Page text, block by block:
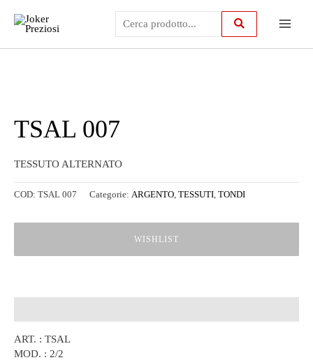
contenuto
TSAL 007
TESSUTO ALTERNATO
COD: TSAL 007 Categorie: ARGENTO, TESSUTI, TONDI
WISHLIST
ART. : TSAL
MOD. : 2/2